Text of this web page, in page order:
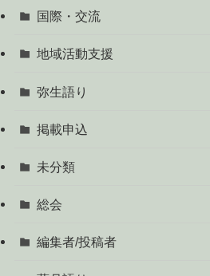
国際・交流
地域活動支援
弥生語り
掲載申込
未分類
総会
編集者/投稿者